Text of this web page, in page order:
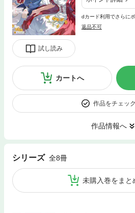
試し読み
dカード利用でさらに
返品不可
カートへ
作品をチェッ
作品情報へ
シリーズ 全8冊
未購入巻をまと